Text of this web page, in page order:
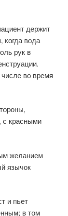
держит
когда вода
рук в
во время
с красными
желанием
язычок
и пьет
в том